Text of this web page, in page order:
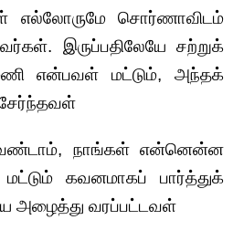
எல்லோருமே சொர்ணாவிடம்
இருப்பதிலேயே சற்றுக்
என்பவள் மட்டும், அந்தக்
சேர்ந்தவள்
நாங்கள் என்னென்ன
கவனமாகப் பார்த்துக்
அழைத்து வரப்பட்டவள்